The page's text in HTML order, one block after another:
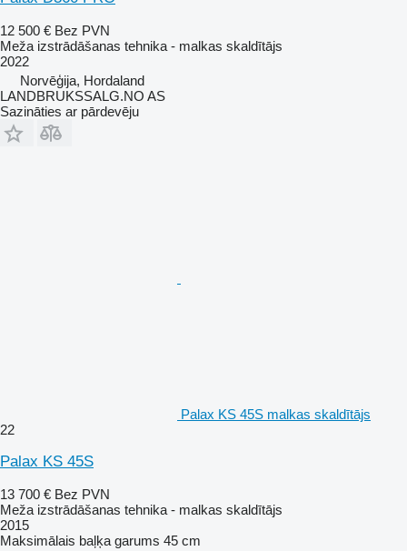
12 500 € Bez PVN
Meža izstrādāšanas tehnika - malkas skaldītājs
2022
Norvēģija, Hordaland
LANDBRUKSSALG.NO AS
Sazināties ar pārdevēju
Palax KS 45S malkas skaldītājs
22
Palax KS 45S
13 700 € Bez PVN
Meža izstrādāšanas tehnika - malkas skaldītājs
2015
Maksimālais baļķa garums 45 cm